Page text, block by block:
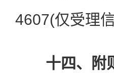
4607(仅受理
十四、附